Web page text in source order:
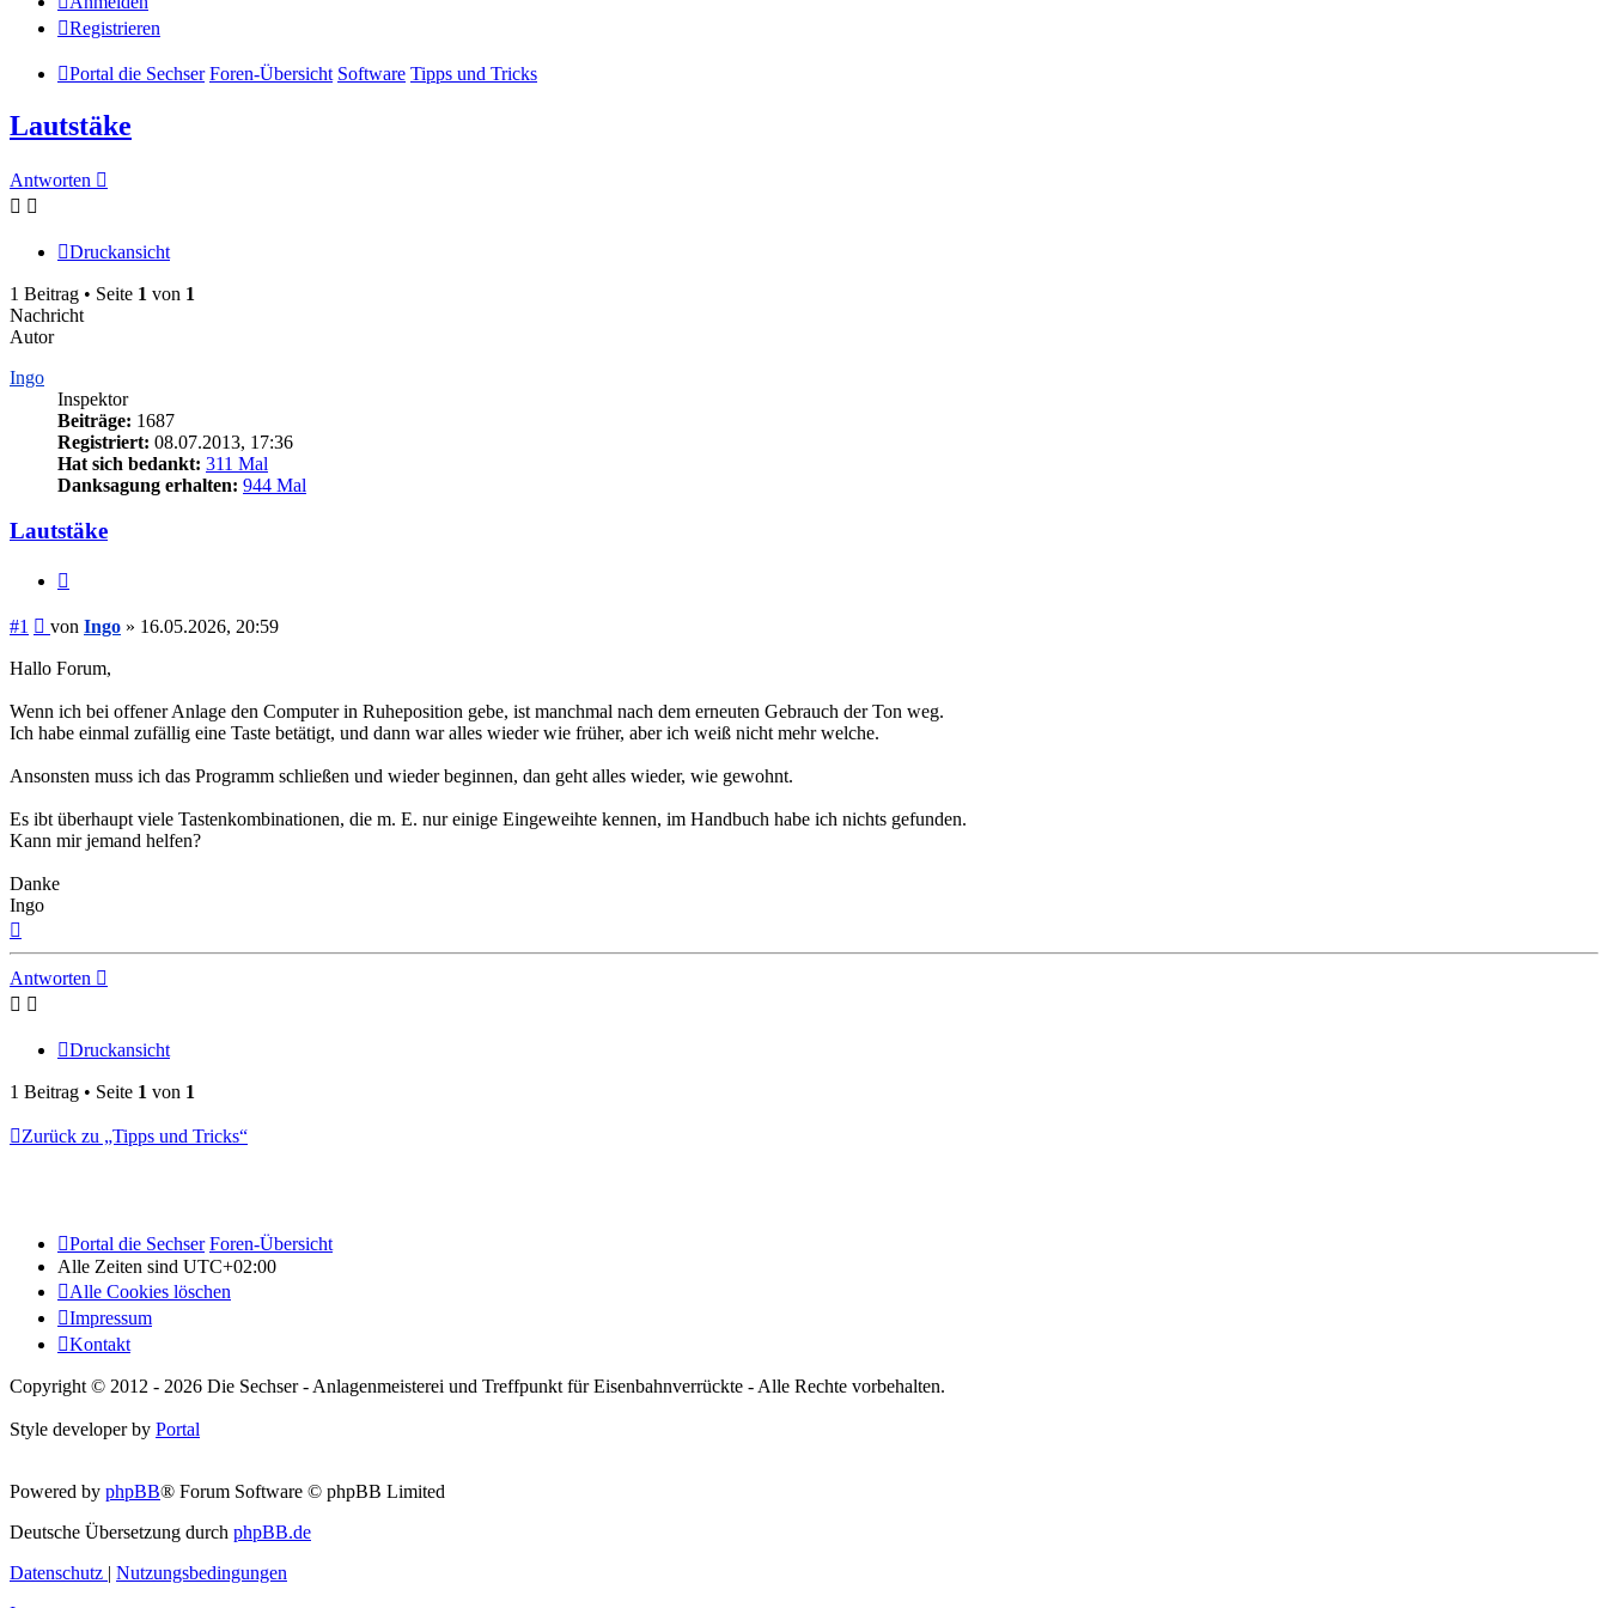
Registrieren
Portal die Sechser Foren-Übersicht Software Tipps und Tricks
Lautstäke
Antworten
Druckansicht
1 Beitrag • Seite 1 von 1
Nachricht
Autor
Ingo
Inspektor
Beiträge: 1687
Registriert: 08.07.2013, 17:36
Hat sich bedankt: 311 Mal
Danksagung erhalten: 944 Mal
Lautstäke
#1 Beitrag
von Ingo » 16.05.2026, 20:59
Hallo Forum,
Wenn ich bei offener Anlage den Computer in Ruheposition gebe, ist manchmal nach dem erneuten Gebrauch der Ton weg.
Ich habe einmal zufällig eine Taste betätigt, und dann war alles wieder wie früher, aber ich weiß nicht mehr welche.
Ansonsten muss ich das Programm schließen und wieder beginnen, dan geht alles wieder, wie gewohnt.
Es ibt überhaupt viele Tastenkombinationen, die m. E. nur einige Eingeweihte kennen, im Handbuch habe ich nichts gefunden.
Kann mir jemand helfen?
Danke
Ingo
Antworten
Druckansicht
1 Beitrag • Seite 1 von 1
Zurück zu „Tipps und Tricks“
Portal die Sechser Foren-Übersicht
Alle Zeiten sind UTC+02:00
Alle Cookies löschen
Impressum
Kontakt
Copyright © 2012 - 2026 Die Sechser - Anlagenmeisterei und Treffpunkt für Eisenbahnverrückte - Alle Rechte vorbehalten.
Style developer by Portal
Powered by phpBB® Forum Software © phpBB Limited
Deutsche Übersetzung durch phpBB.de
Datenschutz | Nutzungsbedingungen